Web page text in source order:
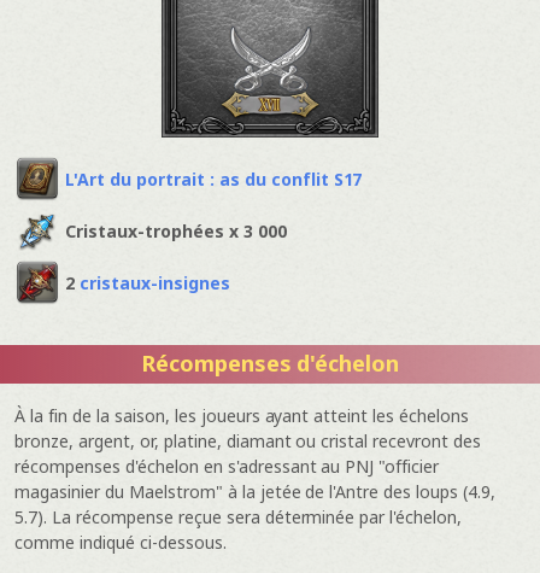
L'Art du portrait : as du conflit S17
Cristaux-trophées x 3 000
2 cristaux-insignes
Récompenses d'échelon
À la fin de la saison, les joueurs ayant atteint les échelons
bronze, argent, or, platine, diamant ou cristal recevront des
récompenses d'échelon en s'adressant au PNJ "officier
magasinier du Maelstrom" à la jetée de l'Antre des loups (4.9,
5.7). La récompense reçue sera déterminée par l'échelon,
comme indiqué ci-dessous.